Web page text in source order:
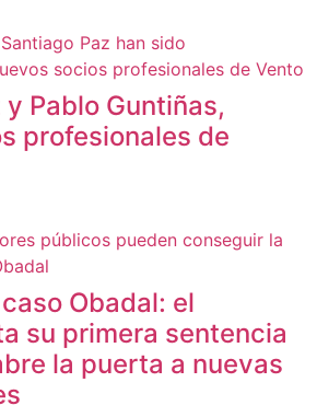
Pablo Guntiñas,
profesionales de
Obadal: el
su primera sentencia
la puerta a nuevas